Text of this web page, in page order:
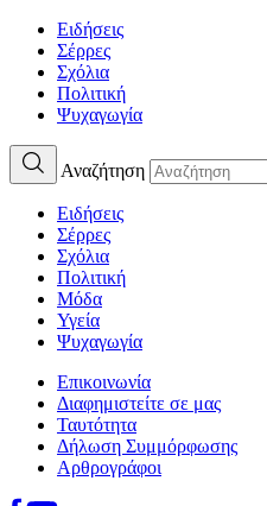
Ειδήσεις
Σέρρες
Σχόλια
Πολιτική
Ψυχαγωγία
Αναζήτηση
Ειδήσεις
Σέρρες
Σχόλια
Πολιτική
Μόδα
Υγεία
Ψυχαγωγία
Επικοινωνία
Διαφημιστείτε σε μας
Ταυτότητα
Δήλωση Συμμόρφωσης
Αρθρογράφοι